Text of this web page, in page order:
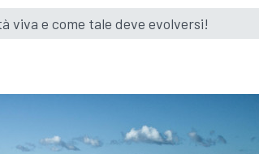
viva e come tale deve evolversi!